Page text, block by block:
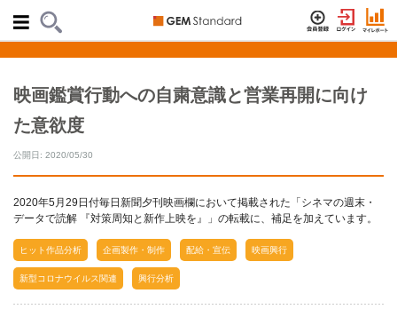
映画鑑賞行動への自粛意識と営業再開に向け
た意欲度
公開日: 2020/05/30
2020年5月29日付毎日新聞夕刊映画欄において掲載された「シネマの週末・
データで読解 『対策周知と新作上映を』」の転載に、補足を加えています。
ヒット作品分析 企画製作・制作 配給・宣伝 映画興行
新型コロナウイルス関連 興行分析